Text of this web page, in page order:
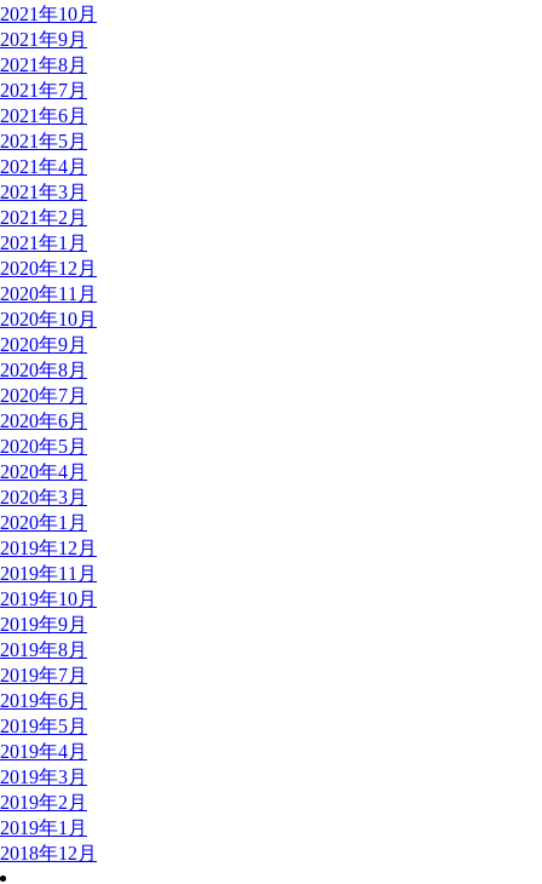
2021年10月
2021年9月
2021年8月
2021年7月
2021年6月
2021年5月
2021年4月
2021年3月
2021年2月
2021年1月
2020年12月
2020年11月
2020年10月
2020年9月
2020年8月
2020年7月
2020年6月
2020年5月
2020年4月
2020年3月
2020年1月
2019年12月
2019年11月
2019年10月
2019年9月
2019年8月
2019年7月
2019年6月
2019年5月
2019年4月
2019年3月
2019年2月
2019年1月
2018年12月